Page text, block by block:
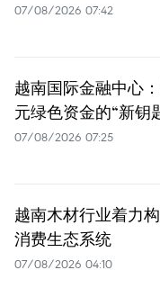
07/08/2026 07:42
越南国际金融中心
元绿色资金的“新钥
07/08/2026 07:25
越南木材行业着力
消费生态系统
07/08/2026 04:10